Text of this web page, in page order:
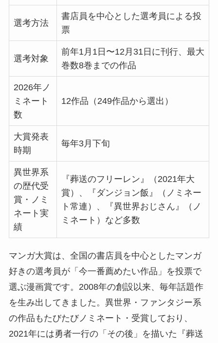
選考方法
書店員を中心とした選考員による投
票
選考対象
前年1月1日〜12月31日に刊行、最大
巻数8巻までの作品
2026年ノ
ミネート
数
12作品（249作品から選出）
大賞発表
時期
毎年3月下旬
異世界系
の歴代受
賞・ノミ
ネート実
績
『葬送のフリーレン』（2021年大
賞）、『ダンジョン飯』（ノミネー
ト常連）、『異世界おじさん』（ノ
ミネート）など多数
マンガ大賞は、全国の書店員を中心としたマンガ
好きの選考員が「今一番薦めたい作品」を投票で
選ぶ漫画賞です。2008年の創設以来、毎年話題作
を生み出してきました。異世界・ファンタジー系
の作品もたびたびノミネート・受賞しており、
2021年には勇者一行の「その後」を描いた『葬送